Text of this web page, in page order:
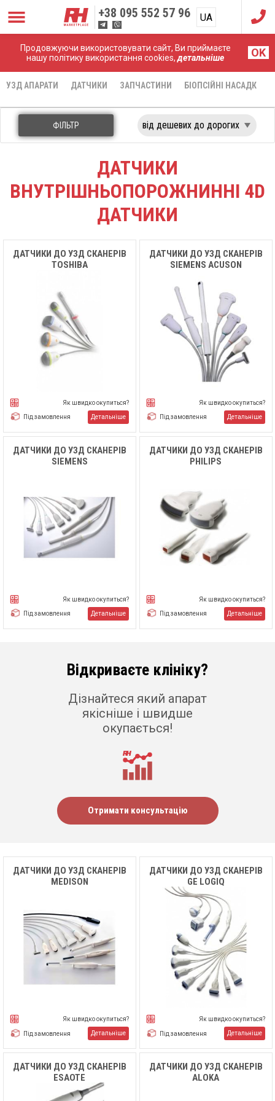
Продовжуючи використовувати сайт, Ви приймаєте
нашу політику використання cookies,детальніше OK
+38 095 552 57 96 UA
RU
Головна Датчики Внутрішньопорожнинні 4D датчики
УЗД АПАРАТИ ДАТЧИКИ ЗАПЧАСТИНИ БІОПСІЙНІ НАСАДКИ
ФІЛЬТР
ДАТЧИКИ
ВНУТРІШНЬОПОРОЖНИННІ 4D
ДАТЧИКИ
ДАТЧИКИ ДО УЗД СКАНЕРІВ
TOSHIBA
Як швидко окупиться?
Під замовлення Детальніше
ДАТЧИКИ ДО УЗД СКАНЕРІВ
SIEMENS ACUSON
Як швидко окупиться?
Під замовлення Детальніше
ДАТЧИКИ ДО УЗД СКАНЕРІВ
SIEMENS
Як швидко окупиться?
Під замовлення Детальніше
ДАТЧИКИ ДО УЗД СКАНЕРІВ
PHILIPS
Як швидко окупиться?
Під замовлення Детальніше
Відкриваєте клініку?
Дізнайтеся який апарат
якісніше і швидше
окупається!
Отримати консультацію
ДАТЧИКИ ДО УЗД СКАНЕРІВ
MEDISON
Як швидко окупиться?
Під замовлення Детальніше
ДАТЧИКИ ДО УЗД СКАНЕРІВ
GE LOGIQ
Як швидко окупиться?
Під замовлення Детальніше
ДАТЧИКИ ДО УЗД СКАНЕРІВ
ESAOTE
ДАТЧИКИ ДО УЗД СКАНЕРІВ
ALOKA